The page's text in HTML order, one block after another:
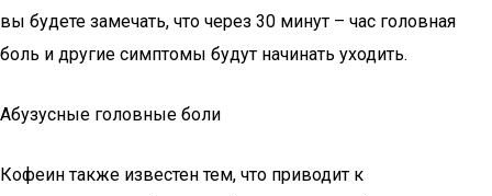
вы будете замечать, что через 30 минут – час головная
боль и другие симптомы будут начинать уходить.
Абузусные головные боли
Кофеин также известен тем, что приводит к